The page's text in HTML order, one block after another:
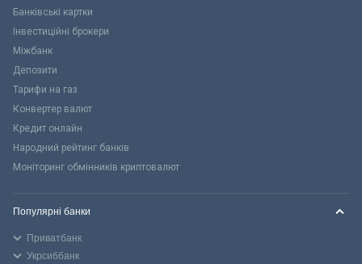
Банківські картки
Інвестиційні брокери
Міжбанк
Депозити
Тарифи на газ
Конвертер валют
Кредит онлайн
Народний рейтинг банків
Моніторинг обмінників криптовалют
Популярні банки
Приватбанк
Укрсиббанк